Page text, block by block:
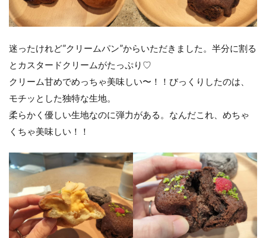
迷ったけれど”クリームパン”からいただきました。半分に割る
とカスタードクリームがたっぷり♡
クリーム甘めでめっちゃ美味しい〜！！びっくりしたのは、
モチッとした独特な生地。
柔らかく優しい生地なのに弾力がある。なんだこれ、めちゃ
くちゃ美味しい！！